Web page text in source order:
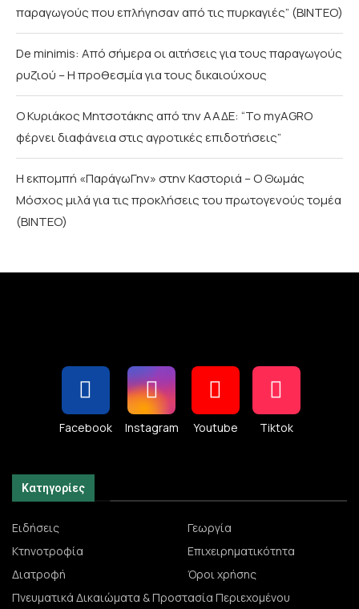
παραγωγούς που επλήγησαν από τις πυρκαγιές” (BINTEO)
De minimis: Από σήμερα οι αιτήσεις για τους παραγωγούς
ρυζιού – Η προθεσμία για τους δικαιούχους
Ο Κυριάκος Μητσοτάκης από την ΑΑΔΕ: “Το myAGRO
φέρνει διαφάνεια στις αγροτικές επιδοτήσεις”
Η εκπομπή «ΠαράγωΓην» στην Καστοριά – Ο Θωμάς
Μόσχος μιλά για τις προκλήσεις του πρωτογενούς τομέα
(ΒΙΝΤΕΟ)
Facebook Instagram Youtube Tiktok
Κατηγορίες
Ειδήσεις
Γεωργία
Κτηνοτροφία
Επιχειρηματικότητα
Διατροφή
Όροι χρήσης
Πνευματικά Δικαιώματα & Προστασία Περιεχομένου